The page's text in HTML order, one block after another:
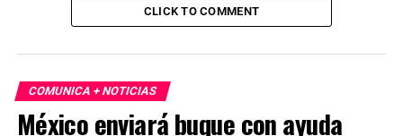
CLICK TO COMMENT
COMUNICA + NOTICIAS
México enviará buque con ayuda